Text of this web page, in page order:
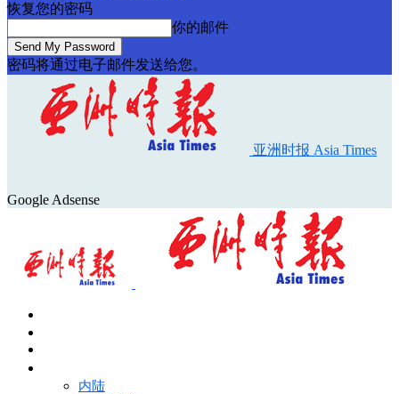
恢复您的密码
你的邮件
密码将通过电子邮件发送给您。
亚洲时报 Asia Times
Google Adsense
内陆